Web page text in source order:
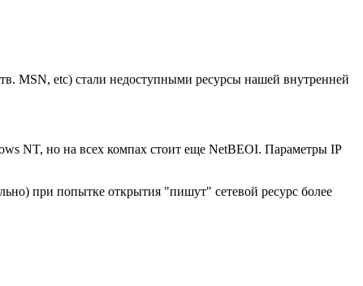
MSN, etc) стали недоступными ресурсы нашей внутренней
NT, но на всех компах стоит еще NetBEOI. Параметры IP
при попытке открытия "пишут" сетевой ресурс более